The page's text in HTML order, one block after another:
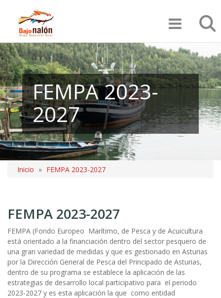
contenido
principal
FEMPA 2023-
2027
de
ayuda
a
la
navegación
Inicio FEMPA 2023-2027
FEMPA 2023-2027
FEMPA (Fondo Europeo Marítimo, de Pesca y de Acuicultura
está orientado a la financiación dentro del sector pesquero de
una gran variedad de medidas y que es gestionado en Asturias
por la Dirección General de Pesca del Principado de Asturias,
dentro de su programa se establece la aplicación de las
estrategias de desarrollo local participativo para el periodo
2023-2027 y es esta aplicación la que como entidad